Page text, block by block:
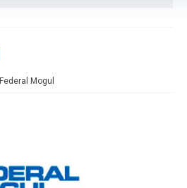
Federal Mogul